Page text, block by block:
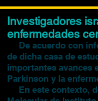
Investigadores
enfermedades
De acuerdo con
de dicha casa de
importantes avances
Parkinson y la
En este contexto,